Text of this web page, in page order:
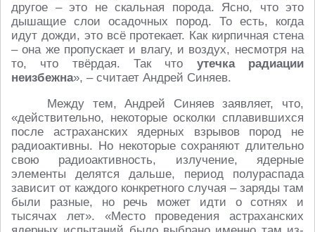
другое – это не скальная порода. Ясно, что это
дышащие слои осадочных пород. То есть, когда
идут дожди, это всё протекает. Как кирпичная стена
– она же пропускает и влагу, и воздух, несмотря на
то, что твёрдая. Так что утечка радиации
неизбежна», – считает Андрей Синяев.
Между тем, Андрей Синяев заявляет, что,
«действительно, некоторые осколки сплавившихся
после астраханских ядерных взрывов пород не
радиоактивны. Но некоторые сохраняют длительно
свою радиоактивность, излучение, ядерные
элементы делятся дальше, период полураспада
зависит от каждого конкретного случая – заряды там
были разные, но речь может идти о сотнях и
тысячах лет». «Место проведения астраханских